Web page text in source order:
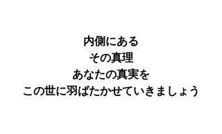
内側にある
その真理
あなたの真実を
この世に羽ばたかせていきましょう